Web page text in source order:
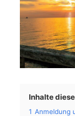
Inhalte
1 Anmeldung